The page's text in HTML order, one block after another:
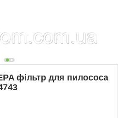
фільтр для пилососа